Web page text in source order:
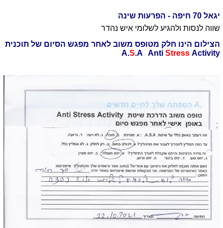
יגאל 70 חיפה - הפרעות שינה
שווה לנסות ולהגיע לשלומי איש נהדר
הצילום הינו חלק מטופס משוב לאחר מפגש הסיום של תוכנית
A.S.A Anti StressActivity